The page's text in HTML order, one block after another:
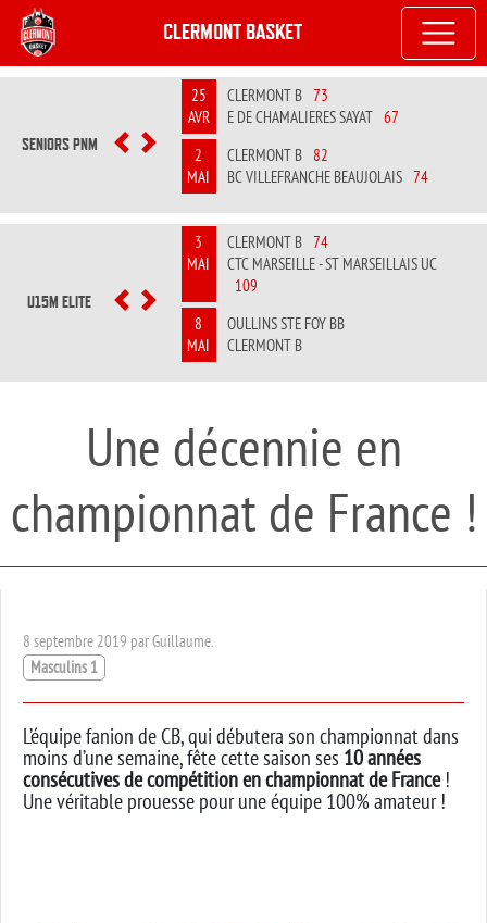
CLERMONT BASKET
SENIORS PNM PREVIOUS
NEXT
25
AVR
CLERMONT B 73
E DE CHAMALIERES SAYAT 67
2
MAI
CLERMONT B 82
BC VILLEFRANCHE BEAUJOLAIS 74
U15M ELITE PREVIOUS
NEXT
3
MAI
CLERMONT B 74
CTC MARSEILLE - ST MARSEILLAIS UC
109
8
MAI
OULLINS STE FOY BB
CLERMONT B
Une décennie en
championnat de France !
8 septembre 2019 par Guillaume.
Masculins 1
L’équipe fanion de CB, qui débutera son championnat dans
moins d’une semaine, fête cette saison ses 10 années
consécutives de compétition en championnat de France!
Une véritable prouesse pour une équipe 100% amateur !